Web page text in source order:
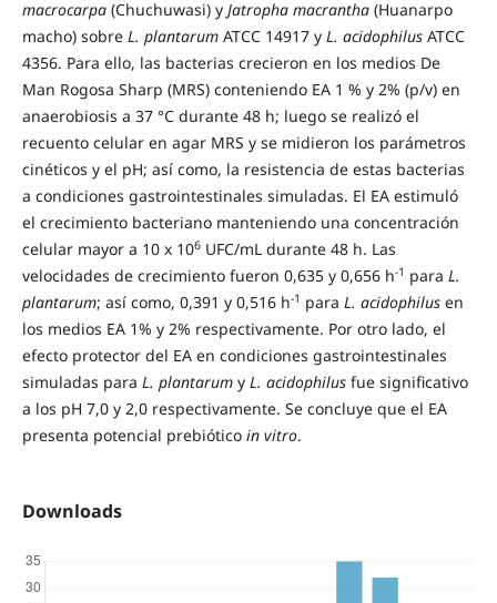
macrocarpa(Chuchuwasi) y Jatropha macrantha(Huanarpo
macho) sobre L. plantarumATCC 14917 y L. acidophilusATCC
4356. Para ello, las bacterias crecieron en los medios De
Man Rogosa Sharp (MRS) conteniendo EA 1 % y 2% (p/v) en
anaerobiosis a 37 °C durante 48 h; luego se realizó el
recuento celular en agar MRS y se midieron los parámetros
cinéticos y el pH; así como, la resistencia de estas bacterias
a condiciones gastrointestinales simuladas. El EA estimuló
el crecimiento bacteriano manteniendo una concentración
celular mayor a 10 x 106UFC/mL durante 48 h. Las
velocidades de crecimiento fueron 0,635 y 0,656 h-1 para L.
plantarum; así como, 0,391 y 0,516 h-1 para L. acidophilusen
los medios EA 1% y 2% respectivamente. Por otro lado, el
efecto protector del EA en condiciones gastrointestinales
simuladas para L. plantarumy L. acidophilusfue significativo
a los pH 7,0 y 2,0 respectivamente. Se concluye que el EA
presenta potencial prebiótico in vitro.
Downloads